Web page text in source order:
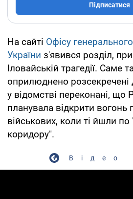
Підписатися
На сайті Офісу
України з'явився розділ,
Іловайській трагедії. Саме
оприлюднено
у відомстві переконані, що
планувала відкрити вогонь
військових, коли ті йшли
коридору".
Відео